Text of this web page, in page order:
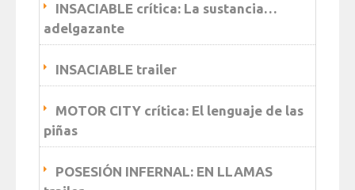
INSACIABLE crítica: La sustancia…
adelgazante
INSACIABLE trailer
MOTOR CITY crítica: El lenguaje de las
piñas
POSESIÓN INFERNAL: EN LLAMAS